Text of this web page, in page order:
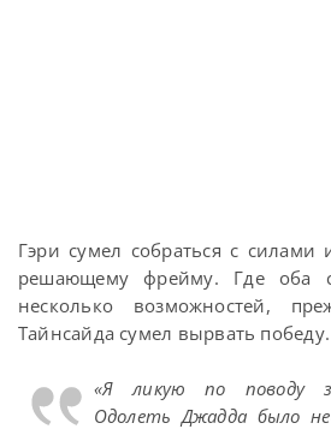
Гэри сумел собраться с силами
решающему фрейму. Где оба
несколько возможностей,
Тайнсайда сумел вырвать победу.
«Я ликую по поводу
Одолеть Джадда было